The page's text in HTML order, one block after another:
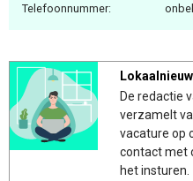
Telefoonnummer:
De redactie
verzamelt
vacature op
contact met
het insturen.